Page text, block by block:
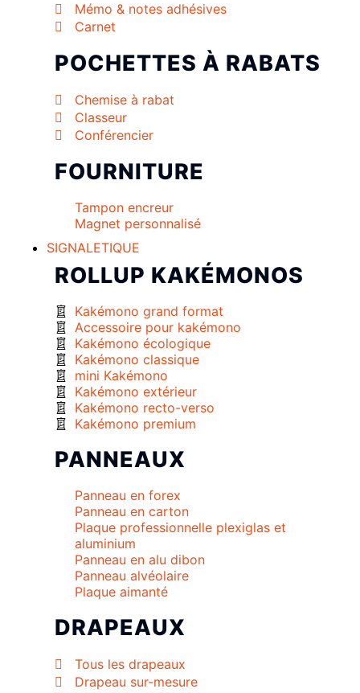
Mémo & notes adhésives
Carnet
POCHETTES À RABATS
Chemise à rabat
Classeur
Conférencier
FOURNITURE
Tampon encreur
Magnet personnalisé
SIGNALETIQUE
ROLLUP KAKÉMONOS
Kakémono grand format
Accessoire pour kakémono
Kakémono écologique
Kakémono classique
mini Kakémono
Kakémono extérieur
Kakémono recto-verso
Kakémono premium
PANNEAUX
Panneau en forex
Panneau en carton
Plaque professionnelle plexiglas et
aluminium
Panneau en alu dibon
Panneau alvéolaire
Plaque aimanté
DRAPEAUX
Tous les drapeaux
Drapeau sur-mesure